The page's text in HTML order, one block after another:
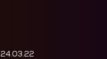
24.03.22